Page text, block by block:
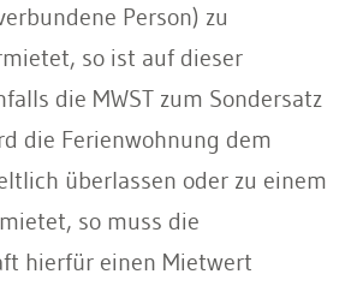
Person) zu
so ist auf dieser
die MWST zum Sondersatz
die Ferienwohnung dem
überlassen oder zu einem
so muss die
hierfür einen Mietwert